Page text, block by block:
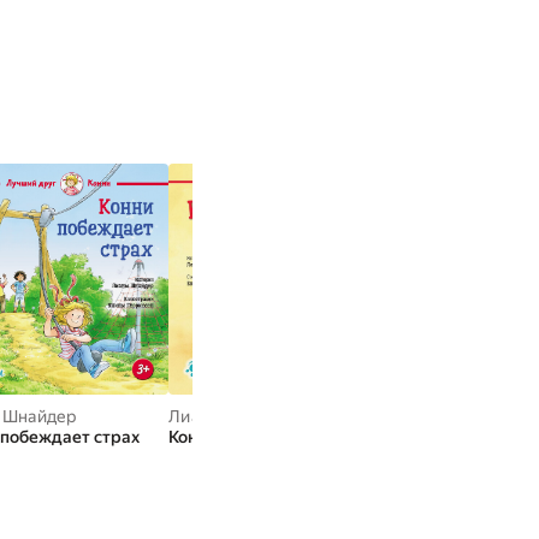
Шнайдер
страх
Лиана Шнайдер
Конни и котёнок